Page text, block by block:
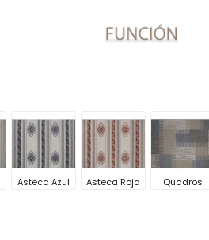
Asteca Azul Asteca Roja Quadros